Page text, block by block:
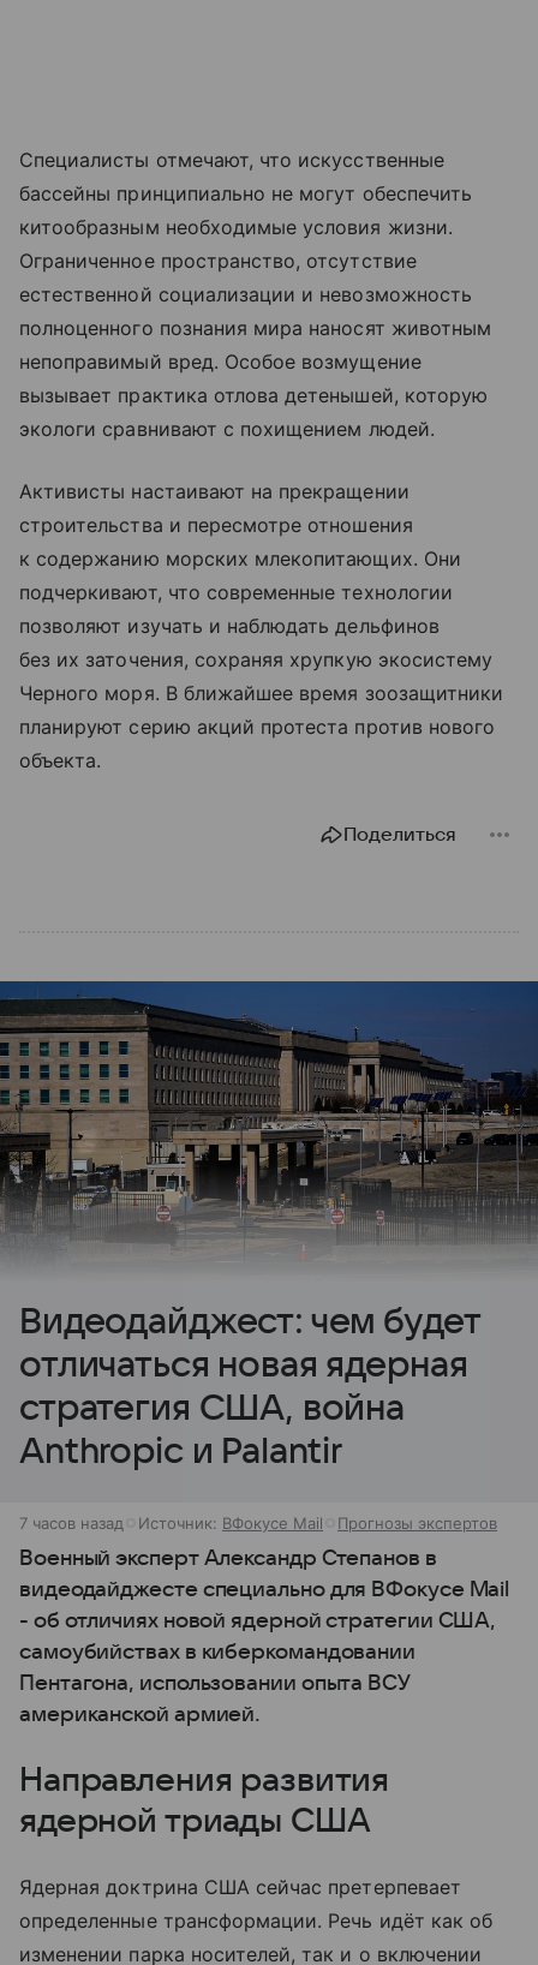
Специалисты отмечают, что искусственные
бассейны принципиально не могут обеспечить
китообразным необходимые условия жизни.
Ограниченное пространство, отсутствие
естественной социализации и невозможность
полноценного познания мира наносят животным
непоправимый вред. Особое возмущение
вызывает практика отлова детенышей, которую
экологи сравнивают с похищением людей.
Активисты настаивают на прекращении
строительства и пересмотре отношения
к содержанию морских млекопитающих. Они
подчеркивают, что современные технологии
позволяют изучать и наблюдать дельфинов
без их заточения, сохраняя хрупкую экосистему
Черного моря. В ближайшее время зоозащитники
планируют серию акций протеста против нового
объекта.
Поделиться
Видеодайджест: чем будет
отличаться новая ядерная
стратегия США, война
Anthropic и Palantir
7 часов назад Источник: ВФокусе Mail Прогнозы экспертов
Военный эксперт Александр Степанов в
видеодайджесте специально для ВФокусе Mail
- об отличиях новой ядерной стратегии США,
самоубийствах в киберкомандовании
Пентагона, использовании опыта ВСУ
американской армией.
Направления развития
ядерной триады США
Ядерная доктрина США сейчас претерпевает
определенные трансформации. Речь идёт как об
изменении парка носителей, так и о включении